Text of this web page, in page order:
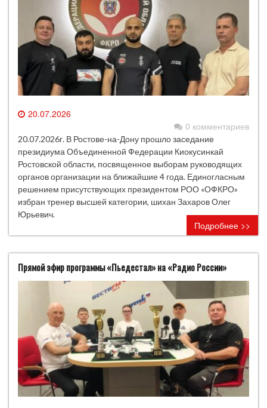
20.07.2026
0 комментариев
20.07.2026г. В Ростове-на-Дону прошло заседание
президиума Объединенной Федерации Киокусинкай
Ростовской области, посвященное выборам руководящих
органов организации на ближайшие 4 года. Единогласным
решением присутствующих президентом РОО «ОФКРО»
избран тренер высшей категории, шихан Захаров Олег
Юрьевич.
Подробнее >>
Прямой эфир программы «Пьедестал» на «Радио России»